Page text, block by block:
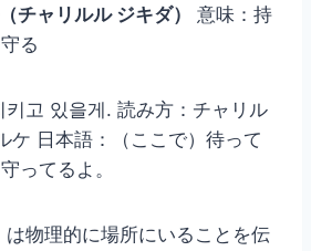
ャリルル ジキダ）
意味：持
る
고 있을게. 読み方：チャリル
ケ 日本語：（ここで）待って
ってるよ。
は物理的に場所にいることを伝